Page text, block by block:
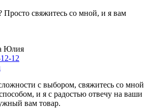
Просто свяжитесь со мной, и я вам
Юлия
12
с выбором, свяжитесь со мной
и я с радостью отвечу на ваши
вам товар.